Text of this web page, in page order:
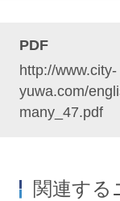
PDF
http://www.city-
yuwa.com/
many_47.pdf
関連する